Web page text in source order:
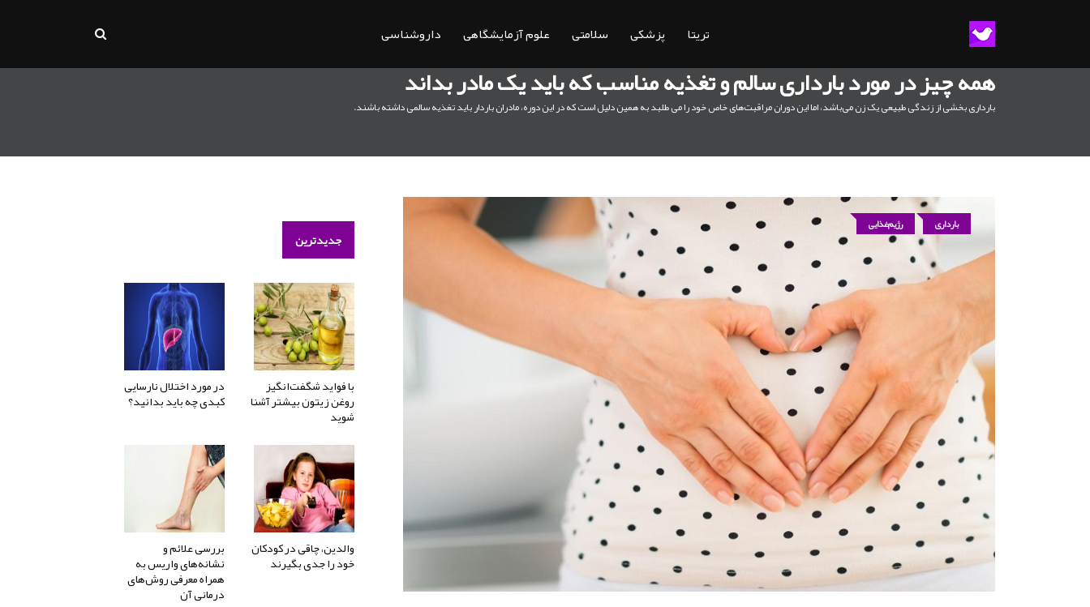
تریتا پزشکی سلامتی علوم آزمایشگاهی داروشناسی
همه چیز در مورد بارداری سالم و تغذیه مناسب که باید یک مادر بداند
بارداری بخشی از زندگی طبیعی یک زن می‌باشد، اما این دوران مراقبت‌های خاص خود را می طلبد به همین دلیل است که در این دوره، مادران باردار باید تغذیه سالمی داشته باشند.
بارداری رژیم‌غذایی
جدیدترین
با فواید شگفت‌انگیز
روغن زیتون بیشتر آشنا
شوید
در مورد اختلال نارسایی
کبدی چه باید بدانید؟
والدین، چاقی در کودکان
خود را جدی بگیرند
بررسی علائم و
نشانه‌های واریس به
همراه معرفی روش‌های
درمانی آن